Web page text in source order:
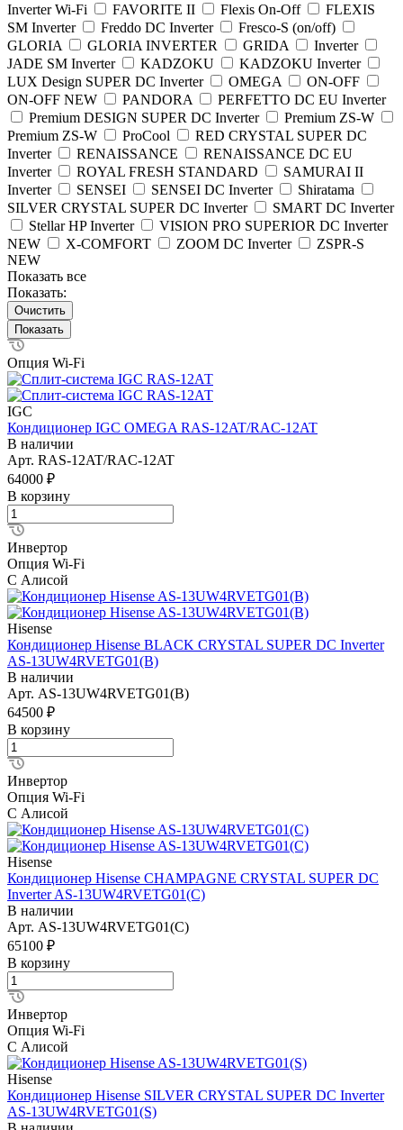
Inverter Wi-Fi
FAVORITE II Flexis On-Off
FLEXIS
SM Inverter
Freddo DC Inverter
Fresco-S (on/off)
GLORIA
GLORIA INVERTER GRIDA
Inverter
JADE SM Inverter
KADZOKU
KADZOKU Inverter
LUX Design SUPER DC Inverter
OMEGA
ON-OFF
ON-OFF NEW
PANDORA
PERFETTO DC EU Inverter
Premium DESIGN SUPER DC Inverter
Premium ZS-W
Premium ZS-W
ProCool
RED CRYSTAL SUPER DC
Inverter
RENAISSANCE
RENAISSANCE DC EU
Inverter
ROYAL FRESH STANDARD
SAMURAI II
Inverter
SENSEI SENSEI DC Inverter
Shiratama
SILVER CRYSTAL SUPER DC Inverter
SMART DC Inverter
Stellar HP Inverter
VISION PRO SUPERIOR DC Inverter
NEW
X-COMFORT ZOOM DC Inverter
ZSPR-S
NEW
Показать все
Показать:
Очистить
Опция Wi-Fi
IGC
Кондиционер IGC OMEGA RAS-12AT/RAC-12AT
В наличии
Арт. RAS-12AT/RAC-12AT
64000 ₽
В корзину
Инвертор
Опция Wi-Fi
С Алисой
Hisense
Кондиционер Hisense BLACK CRYSTAL SUPER DC Inverter
AS-13UW4RVETG01(B)
В наличии
Арт. AS-13UW4RVETG01(B)
64500 ₽
В корзину
Инвертор
Опция Wi-Fi
С Алисой
Hisense
Кондиционер Hisense CHAMPAGNE CRYSTAL SUPER DC
Inverter AS-13UW4RVETG01(C)
В наличии
Арт. AS-13UW4RVETG01(C)
65100 ₽
В корзину
Инвертор
Опция Wi-Fi
С Алисой
Hisense
Кондиционер Hisense SILVER CRYSTAL SUPER DC Inverter
AS-13UW4RVETG01(S)